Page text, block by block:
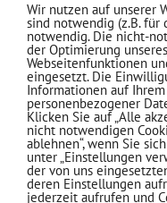
Impressum
Datenschutz
MITGLIEDSCHAFT
Informationen
Wir nutzen auf unserer
sind notwendig (z.B. für
notwendig. Die nicht-
der Optimierung
Webseitenfunktionen
eingesetzt. Die
Informationen auf
personenbezogener
Klicken Sie auf „Alle
nicht notwendigen
ablehnen“, wenn Sie
unter „Einstellungen
der von uns
deren Einstellungen
jederzeit aufrufen und